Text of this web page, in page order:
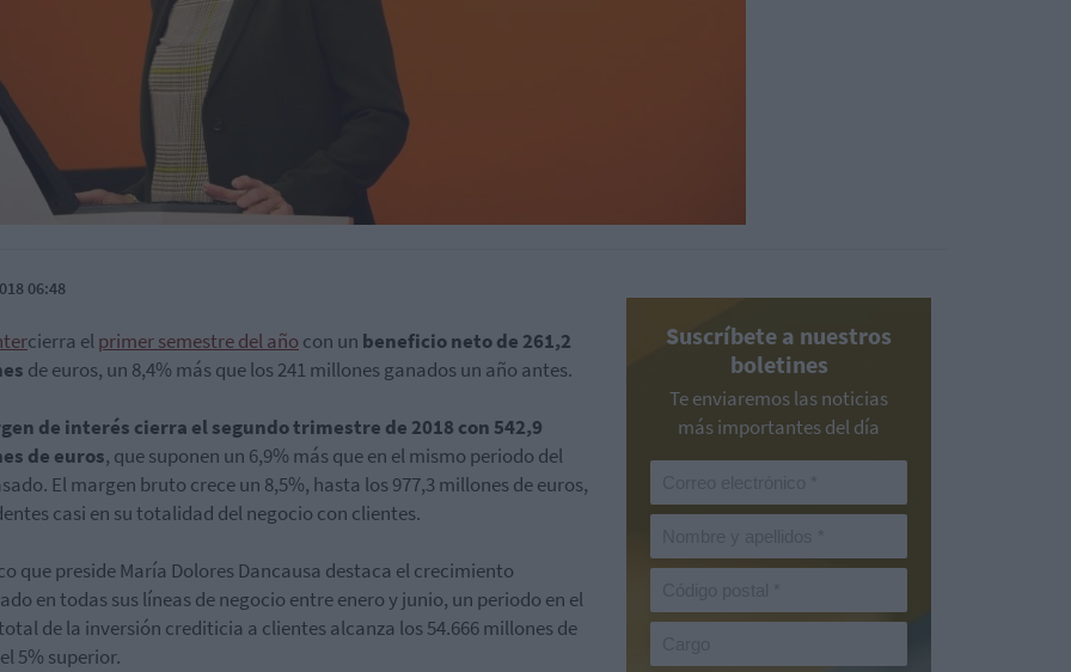
06:48
cierra elprimer semestre del año con un beneficio neto de 261,2
de euros, un 8,4% más que los 241 millones ganados un año antes.
de interés cierra el segundo trimestre de 2018 con 542,9
de euros, que suponen un 6,9% más que en el mismo periodo del
El margen bruto crece un 8,5%, hasta los 977,3 millones de euros,
casi en su totalidad del negocio con clientes.
que preside María Dolores Dancausa destaca el crecimiento
en todas sus líneas de negocio entre enero y junio, un periodo en el
de la inversión crediticia a clientes alcanza los 54.666 millones de
5% superior.
Suscríbete a nuestros
boletines
Te enviaremos las noticias
más importantes del día